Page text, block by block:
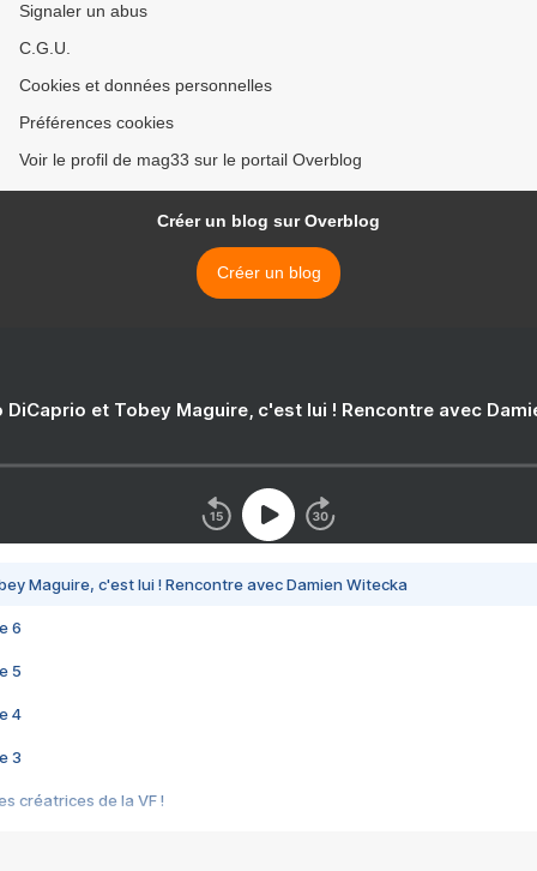
Signaler un abus
C.G.U.
Cookies et données personnelles
Préférences cookies
Voir le profil de mag33 sur le portail Overblog
Créer un blog sur Overblog
Créer un blog
DiCaprio et Tobey Maguire, c'est lui ! Rencontre avec
Maguire, c'est lui ! Rencontre avec Damien Witecka
6
5
4
3
créatrices de la VF !